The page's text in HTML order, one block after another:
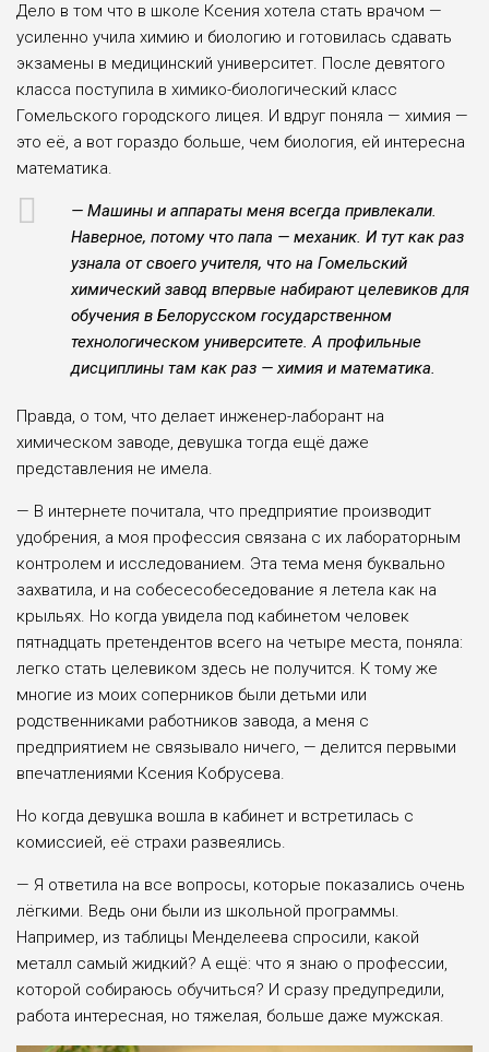
Дело в том что в школе Ксения хотела стать врачом —
усиленно учила химию и биологию и готовилась сдавать
экзамены в медицинский университет. После девятого
класса поступила в химико-биологический класс
Гомельского городского лицея. И вдруг поняла — химия —
это её, а вот гораздо больше, чем биология, ей интересна
математика.
— Машины и аппараты меня всегда привлекали.
Наверное, потому что папа — механик. И тут как раз
узнала от своего учителя, что на Гомельский
химический завод впервые набирают целевиков для
обучения в Белорусском государственном
технологическом университете. А профильные
дисциплины там как раз — химия и математика.
Правда, о том, что делает инженер-лаборант на
химическом заводе, девушка тогда ещё даже
представления не имела.
— В интернете почитала, что предприятие производит
удобрения, а моя профессия связана с их лабораторным
контролем и исследованием. Эта тема меня буквально
захватила, и на собесесобеседование я летела как на
крыльях. Но когда увидела под кабинетом человек
пятнадцать претендентов всего на четыре места, поняла:
легко стать целевиком здесь не получится. К тому же
многие из моих соперников были детьми или
родственниками работников завода, а меня с
предприятием не связывало ничего, — делится первыми
впечатлениями Ксения Кобрусева.
Но когда девушка вошла в кабинет и встретилась с
комиссией, её страхи развеялись.
— Я ответила на все вопросы, которые показались очень
лёгкими. Ведь они были из школьной программы.
Например, из таблицы Менделеева спросили, какой
металл самый жидкий? А ещё: что я знаю о профессии,
которой собираюсь обучиться? И сразу предупредили,
работа интересная, но тяжелая, больше даже мужская.